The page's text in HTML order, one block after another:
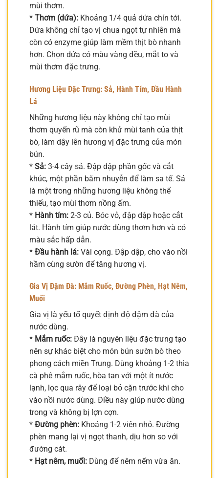
mùi thơm.
* Thơm (dứa): Khoảng 1/4 quả dứa chín tới.
Dứa không chỉ tạo vị chua ngọt tự nhiên mà
còn có enzyme giúp làm mềm thịt bò nhanh
hơn. Chọn dứa có màu vàng đều, mắt to và
mùi thơm đặc trưng.
Hương Liệu Đặc Trưng: Sả, Hành Tím, Đầu Hành
Lá
Những hương liệu này không chỉ tạo mùi
thơm quyến rũ mà còn khử mùi tanh của thịt
bò, làm dậy lên hương vị đặc trưng của món
bún.
* Sả: 3-4 cây sả. Đập dập phần gốc và cắt
khúc, một phần băm nhuyễn để làm sa tế. Sả
là một trong những hương liệu không thể
thiếu, tạo mùi thơm nồng ấm.
* Hành tím: 2-3 củ. Bóc vỏ, đập dập hoặc cắt
lát. Hành tím giúp nước dùng thơm hơn và có
màu sắc hấp dẫn.
* Đầu hành lá: Vài cọng. Đập dập, cho vào nồi
hầm cùng sườn để tăng hương vị.
Gia Vị Đậm Đà: Mắm Ruốc, Đường Phèn, Hạt Nêm,
Muối
Gia vị là yếu tố quyết định độ đậm đà của
nước dùng.
* Mắm ruốc: Đây là nguyên liệu đặc trưng tạo
nên sự khác biệt cho món bún sườn bò theo
phong cách miền Trung. Dùng khoảng 1-2 thìa
cà phê mắm ruốc, hòa tan với một ít nước
lạnh, lọc qua rây để loại bỏ cặn trước khi cho
vào nồi nước dùng. Điều này giúp nước dùng
trong và không bị lợn cợn.
* Đường phèn: Khoảng 1-2 viên nhỏ. Đường
phèn mang lại vị ngọt thanh, dịu hơn so với
đường cát.
* Hạt nêm, muối: Dùng để nêm nếm vừa ăn.